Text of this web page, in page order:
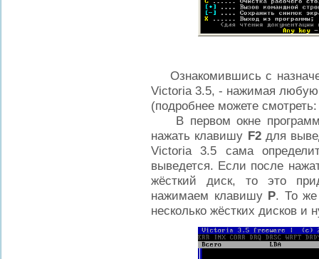
Ознакомившись с
Victoria 3.5, - нажимая
(подробнее можете
В первом окне
нажать клавишу F2для
Victoria 3.5 сама
выведется. Если после
жёсткий диск, то это
нажимаем клавишу P. То же
несколько жёстких дисков и